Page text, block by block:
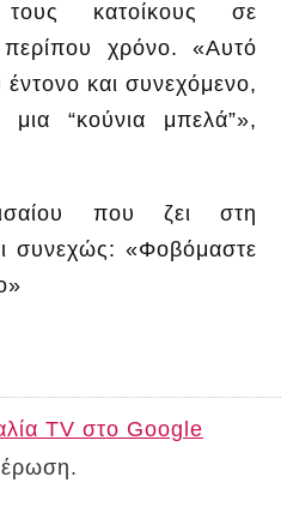
κατοίκους σε
χρόνο. «Αυτό
και συνεχόμενο,
“κούνια μπελά”»,
TV στο Google